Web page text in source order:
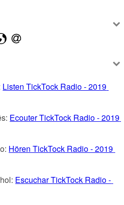
Listen TickTock Radio - 2019
Ecouter TickTock Radio - 2019
Hören TickTock Radio - 2019
Escuchar TickTock Radio -